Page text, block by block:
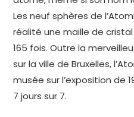
Les neuf sphères de
réalité une maille de
165 fois. Outre la
sur la ville de Bruxelles,
musée sur l’exposition de
7 jours sur 7.